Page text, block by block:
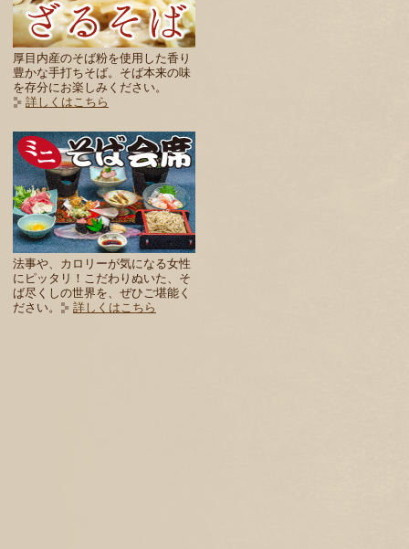
厚目内産のそば粉を使用した香り
豊かな手打ちそば。そば本来の味
を存分にお楽しみください。
詳しくはこちら
法事や、カロリーが気になる女性
にピッタリ！こだわりぬいた、そ
ば尽くしの世界を、ぜひご堪能く
ださい。
詳しくはこちら